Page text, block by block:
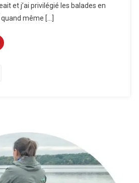
Hiver
et j’ai privilégié les balades en
même […]